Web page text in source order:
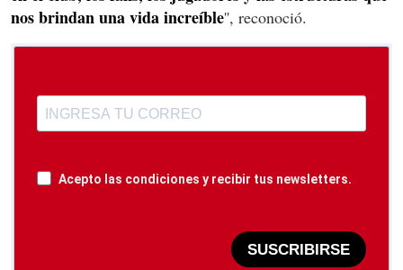
nos brindan una vida increíble'', reconoció.
Acepto las condiciones y recibir tus newsletters.
SUSCRIBIRSE